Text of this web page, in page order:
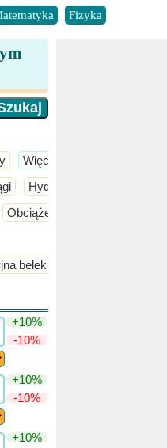
Fizyka
​Więcej >>
Hydrologia inżynierska
Obciążenia na żywo na dachu
belek
+10%
-10%
+10%
-10%
+10%